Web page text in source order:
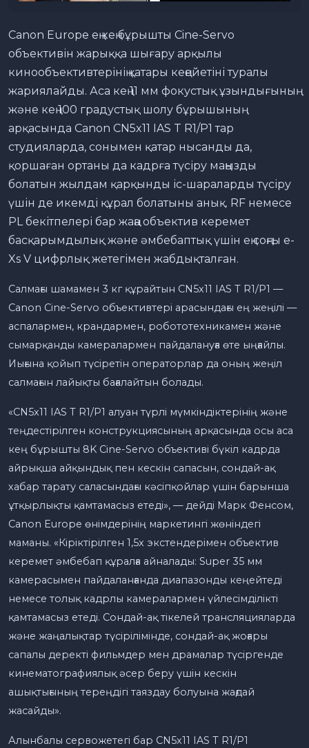
Canon Europe ең кең бұрышты Cine-Servo
объективін жарыққа шығару арқылы
кинообъективтерінің қатары кеңейетіні туралы
жариялайды. Аса кең 11 мм фокустық ұзындығының
және кең 100 градустық шолу бұрышының
арқасында Canon CN5x11 IAS T R1/P1 тар
студияларда, сонымен қатар нысанды да,
қоршаған ортаны да кадрға түсіру маңызды
болатын жылдам қарқынды іс-шараларды түсіру
үшін де икемді құрал болатыны анық. RF немесе
PL бекітпелері бар жаңа объектив керемет
басқарымдылық және әмбебаптық үшін ең соңғы e-
Xs V цифрлық жетегімен жабдықталған.
Салмағы шамамен 3 кг құрайтын CN5x11 IAS T R1/P1 —
Canon Cine-Servo объективтері арасындағы ең жеңілі —
аспалармен, крандармен, робототехникамен және
сымарқанды камералармен пайдалануға өте ыңғайлы.
Иығына қойып түсіретін операторлар да оның жеңіл
салмағын лайықты бағалайтын болады.
«CN5x11 IAS T R1/P1 алуан түрлі мүмкіндіктерінің және
теңдестірілген конструкциясының арқасында осы аса
кең бұрышты 8K Cine-Servo объективі бүкіл кадрда
айрықша айқындық пен кескін сапасын, сондай-ақ
хабар тарату саласындағы кәсіпқойлар үшін барынша
ұтқырлықты қамтамасыз етеді», — дейді Марк Фенсом,
Canon Europe өнімдерінің маркетингі жөніндегі
маманы. «Кіріктірілген 1,5x экстендерімен объектив
керемет әмбебап құралға айналады: Super 35 мм
камерасымен пайдаланғанда диапазонды кеңейтеді
немесе толық кадрлы камералармен үйлесімділікті
қамтамасыз етеді. Сондай-ақ тікелей трансляцияларда
және жаңалықтар түсірілімінде, сондай-ақ жоғары
сапалы деректі фильмдер мен драмалар түсіргенде
кинематографиялық әсер беру үшін кескін
ашықтығының тереңдігі таяздау болуына жағдай
жасайды».
Алынбалы сервожетегі бар CN5x11 IAS T R1/P1